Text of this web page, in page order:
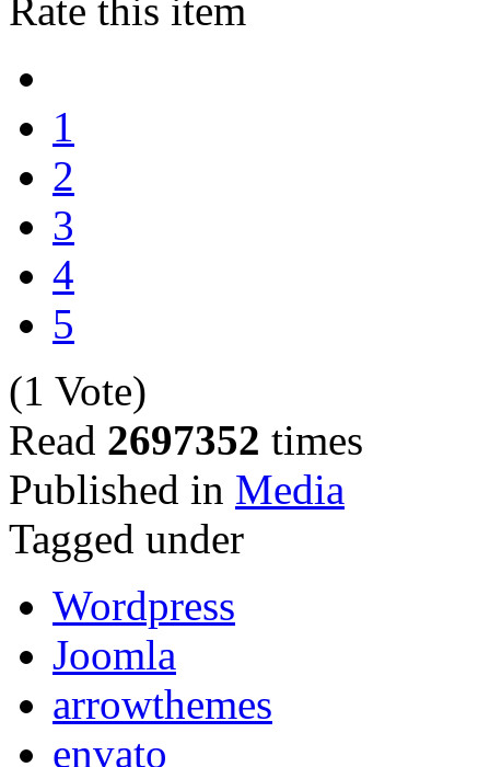
Rate this item
1
2
3
4
5
(1 Vote)
Read 2697352 times
Published in Media
Tagged under
Wordpress
Joomla
arrowthemes
envato